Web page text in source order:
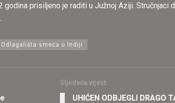
prisiljeno je raditi u Južnoj Aziji. Stručnjaci
Odlagališta smeća u Indiji
Sljedeća vijest
UHIĆEN ODBJEGLI DRAGO